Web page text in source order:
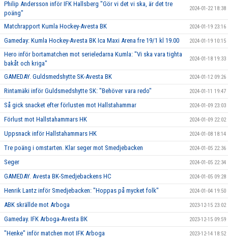
Philip Andersson inför IFK Hallsberg "Gör vi det vi ska, är det tre
poäng"
2024-01-22 18:38
Matchrapport Kumla Hockey-Avesta BK 2024-01-19 23:16
Gameday: Kumla Hockey-Avesta BK Ica Maxi Arena fre 19/1 kl 19.00 2024-01-19 10:15
Hero inför bortamatchen mot serieledarna Kumla: "Vi ska vara tighta
bakåt och kriga"
2024-01-18 19:33
GAMEDAY. Guldsmedshytte SK-Avesta BK 2024-01-12 09:26
Rintamäki inför Guldsmedshytte SK: "Behöver vara redo" 2024-01-11 19:47
Så gick snacket efter förlusten mot Hallstahammar 2024-01-09 23:03
Förlust mot Hallstahammars HK 2024-01-09 22:02
Uppsnack inför Hallstahammars HK 2024-01-08 18:14
Tre poäng i omstarten. Klar seger mot Smedjebacken 2024-01-05 22:36
Seger 2024-01-05 22:34
GAMEDAY. Avesta BK-Smedjebackens HC 2024-01-05 09:28
Henrik Lantz inför Smedjebacken: "Hoppas på mycket folk" 2024-01-04 19:50
ABK skrällde mot Arboga 2023-12-15 23:02
Gameday. IFK Arboga-Avesta BK 2023-12-15 09:59
"Henke" inför matchen mot IFK Arboga 2023-12-14 18:52